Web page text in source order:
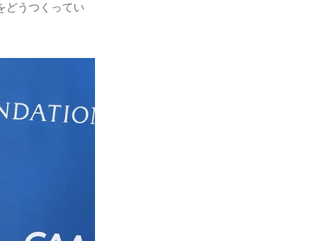
どうつくってい